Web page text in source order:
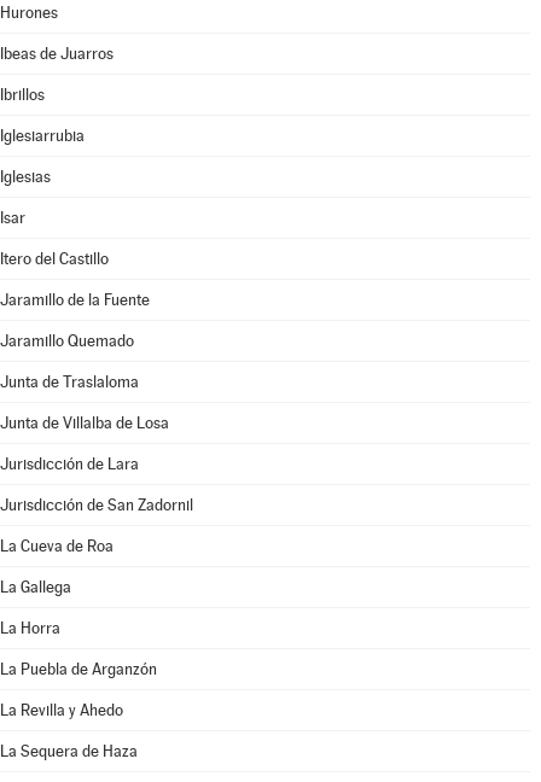
Hurones
Ibeas de Juarros
Ibrillos
Iglesiarrubia
Iglesias
Isar
Itero del Castillo
Jaramillo de la Fuente
Jaramillo Quemado
Junta de Traslaloma
Junta de Villalba de Losa
Jurisdicción de Lara
Jurisdicción de San Zadornil
La Cueva de Roa
La Gallega
La Horra
La Puebla de Arganzón
La Revilla y Ahedo
La Sequera de Haza